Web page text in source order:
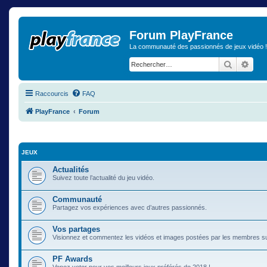
Forum PlayFrance
La communauté des passionnés de jeux vidéo !
Raccourcis FAQ
PlayFrance Forum
JEUX
Actualités
Suivez toute l’actualité du jeu vidéo.
Communauté
Partagez vos expériences avec d’autres passionnés.
Vos partages
Visionnez et commentez les vidéos et images postées par les membres
PF Awards